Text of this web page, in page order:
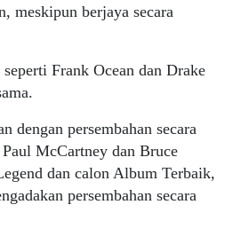
meskipun berjaya secara
Frank Ocean dan Drake
dengan persembahan secara
McCartney dan Bruce
dan calon Album Terbaik,
persembahan secara